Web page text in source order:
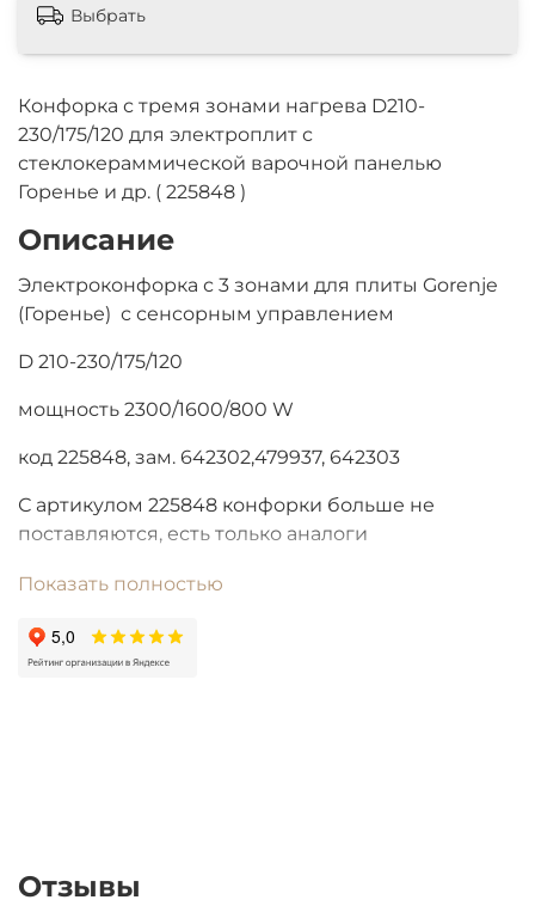
Конфорка с тремя зонами нагрева D210-
230/175/120 для электроплит с
стеклокераммической варочной панелью
Горенье и др. ( 225848 )
Описание
Электроконфорка с 3 зонами для плиты Gorenje
(Горенье) с сенсорным управлением
D 210-230/175/120
мощность 2300/1600/800 W
код 225848, зам. 642302,479937, 642303
С артикулом 225848 конфорки больше не
поставляются, есть только аналоги
EGO10.51313.004
Показать полностью
Выбрать
Отзывы